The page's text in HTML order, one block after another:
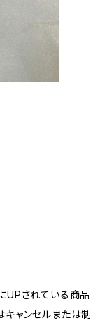
UPされている商品
キャンセルまたは制